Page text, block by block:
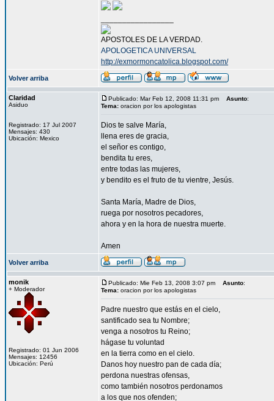
APOSTOLES DE LA VERDAD.
APOLOGETICA UNIVERSAL
http://exmormoncatolica.blogspot.com/
Volver arriba
Claridad
Asiduo
Registrado: 17 Jul 2007
Mensajes: 430
Ubicación: Mexico
Publicado: Mar Feb 12, 2008 11:31 pm Asunto:
Tema: oracion por los apologistas
Dios te salve María,
llena eres de gracia,
el señor es contigo,
bendita tu eres,
entre todas las mujeres,
y bendito es el fruto de tu vientre, Jesús.
Santa María, Madre de Dios,
ruega por nosotros pecadores,
ahora y en la hora de nuestra muerte.
Amen
Volver arriba
monik
+ Moderador
Registrado: 01 Jun 2006
Mensajes: 12456
Ubicación: Perú
Publicado: Mie Feb 13, 2008 3:07 pm Asunto:
Tema: oracion por los apologistas
Padre nuestro que estás en el cielo,
santificado sea tu Nombre;
venga a nosotros tu Reino;
hágase tu voluntad
en la tierra como en el cielo.
Danos hoy nuestro pan de cada día;
perdona nuestras ofensas,
como también nosotros perdonamos
a los que nos ofenden;